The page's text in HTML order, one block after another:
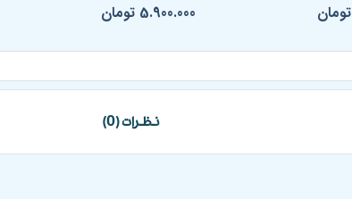
تومان
5.900.000 تومان
نظرات (0)